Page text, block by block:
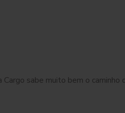
sabe muito bem o caminho